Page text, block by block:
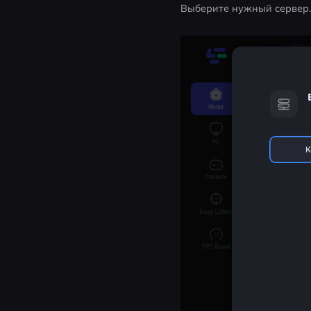
Выберите нужный сервер.